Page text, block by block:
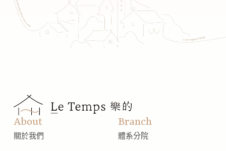
About
關於我們
Branch
體系分院